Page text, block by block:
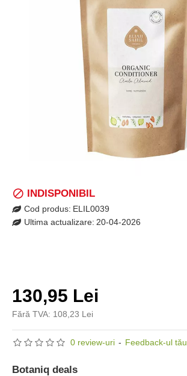
0 review-uri - Feedback-ul tău
130,95 Lei
Fără TVA: 108,23 Lei
INDISPONIBIL
Cod produs: ELIL0039
Ultima actualizare: 20-04-2026
Botaniq deals